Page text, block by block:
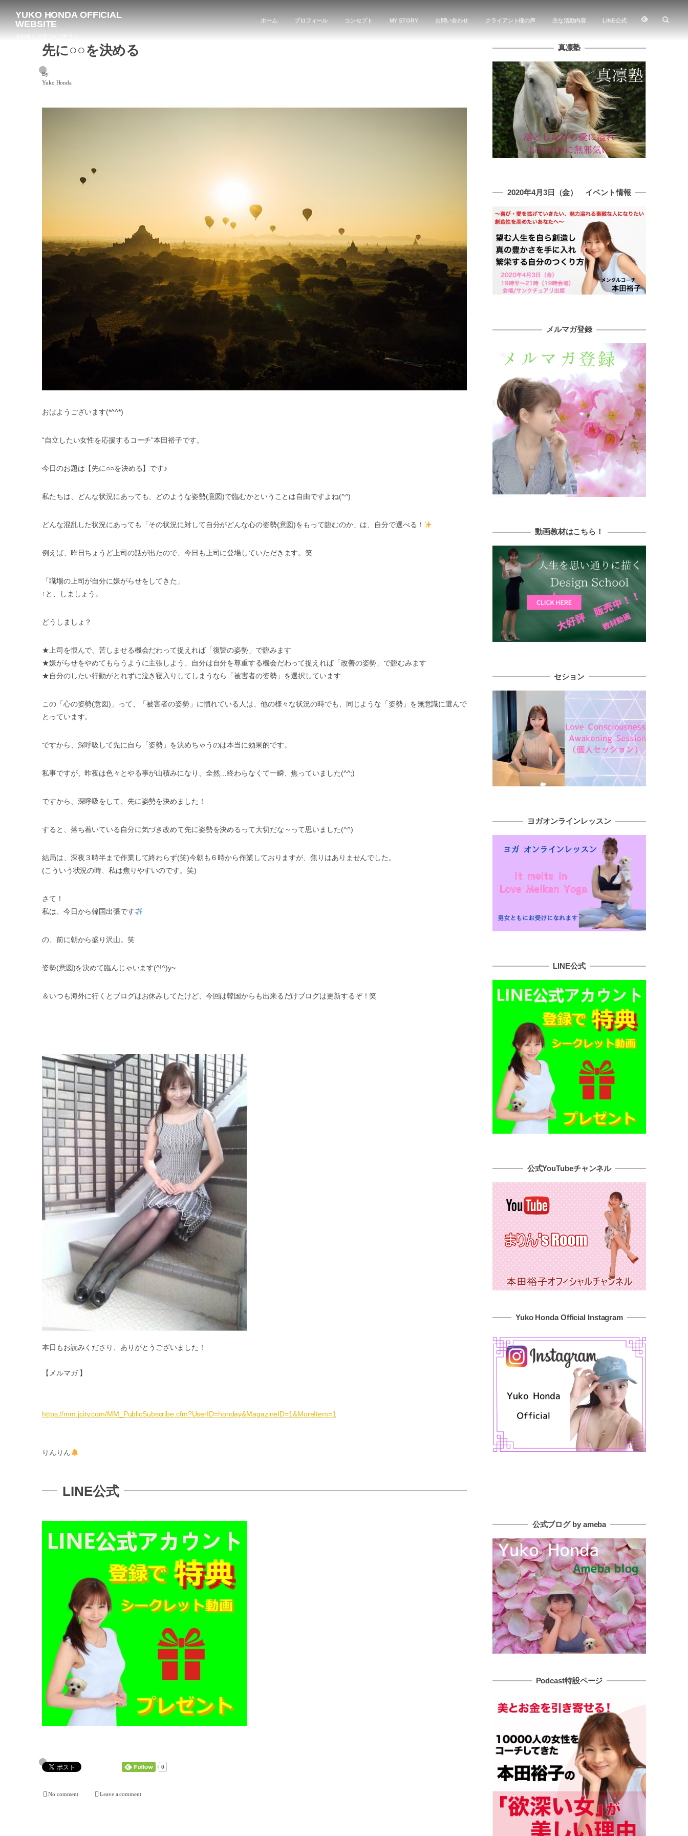
YUKO HONDA OFFICIAL
WEBSITE
ホーム プロフィール コンセプト MY STORY お問い合わせ クライアント様の声 主な活動内容 LINE公式
先に○○を決める
By
Yuko Honda
おはようございます(*^^*)
“自立したい女性を応援するコーチ”本田裕子です。
今日のお題は【先に○○を決める】です♪
私たちは、どんな状況にあっても、どのような姿勢(意図)で臨むかということは自由ですよね(^^)
どんな混乱した状況にあっても「その状況に対して自分がどんな心の姿勢(意図)をもって臨むのか」は、自分で選べる！
例えば、昨日ちょうど上司の話が出たので、今日も上司に登場していただきます。笑
「職場の上司が自分に嫌がらせをしてきた」
↑と、しましょう。
どうしましょ？
★上司を恨んで、苦しませる機会だわって捉えれば「復讐の姿勢」で臨みます
★嫌がらせをやめてもらうように主張しよう、自分は自分を尊重する機会だわって捉えれば「改善の姿勢」で臨むみます
★自分のしたい行動がとれずに泣き寝入りしてしまうなら「被害者の姿勢」を選択しています
この「心の姿勢(意図)」って、「被害者の姿勢」に慣れている人は、他の様々な状況の時でも、同じような「姿勢」を無意識に選んで
とっています。
ですから、深呼吸して先に自ら「姿勢」を決めちゃうのは本当に効果的です。
私事ですが、昨夜は色々とやる事が山積みになり、全然…終わらなくて一瞬、焦っていました(^^;)
ですから、深呼吸をして、先に姿勢を決めました！
すると、落ち着いている自分に気づき改めて先に姿勢を決めるって大切だな～って思いました(^^)
結局は、深夜３時半まで作業して終わらず(笑)今朝も６時から作業しておりますが、焦りはありませんでした。
(こういう状況の時、私は焦りやすいのです。笑)
さて！
私は、今日から韓国出張です
の、前に朝から盛り沢山。笑
姿勢(意図)を決めて臨んじゃいます(^!^)y~
＆いつも海外に行くとブログはお休みしてたけど、今回は韓国からも出来るだけブログは更新するぞ！笑
本日もお読みくださり、ありがとうございました！
【メルマガ 】
https://mm.jcity.com/MM_PublicSubscribe.cfm?UserID=honday&MagazineID=1&MoreItem=1
りんりん
LINE公式
0
No comment Leave a comment
真凛塾
2020年4月3日（金） イベント情報
メルマガ登録
動画教材はこちら！
セション
ヨガオンラインレッスン
LINE公式
公式YouTubeチャンネル
Yuko Honda Official Instagram
公式ブログ by ameba
Podcast特設ページ